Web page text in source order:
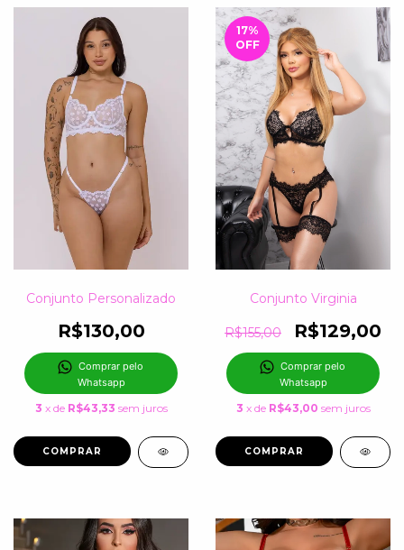
Conjunto Personalizado
R$130,00
Comprar pelo
Whatsapp
3 x de R$43,33 sem juros
COMPRAR
17%
OFF
Conjunto Virginia
R$155,00 R$129,00
Comprar pelo
Whatsapp
3 x de R$43,00 sem juros
COMPRAR